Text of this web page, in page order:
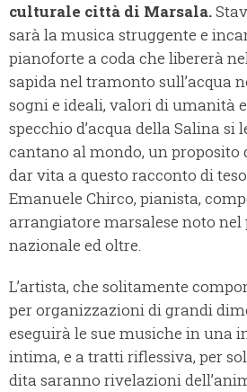
culturale città di Marsala.
sarà la musica struggente e
pianoforte a coda che libererà
sapida nel tramonto sull’acqua
sogni e ideali, valori di umanità
specchio d’acqua della Salina si
cantano al mondo, un proposito
dar vita a questo racconto di
Emanuele Chirco, pianista,
arrangiatore marsalese noto
nazionale ed oltre.
L’artista, che solitamente
per organizzazioni di grandi
eseguirà le sue musiche in una
intima, e a tratti riflessiva, per
dita saranno rivelazioni